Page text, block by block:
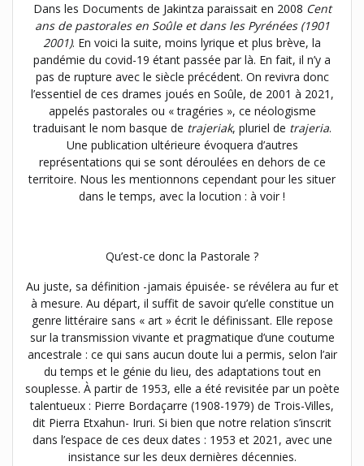
Dans les Documents de Jakintza paraissait en 2008 Cent
ans de pastorales en Soûle et dans les Pyrénées (1901
2001). En voici la suite, moins lyrique et plus brève, la
pandémie du covid-19 étant passée par là. En fait, il n’y a
pas de rupture avec le siècle précédent. On revivra donc
l’essentiel de ces drames joués en Soûle, de 2001 à 2021,
appelés pastorales ou « tragéries », ce néologisme
traduisant le nom basque de trajeriak, pluriel de trajeria.
Une publication ultérieure évoquera d’autres
représentations qui se sont déroulées en dehors de ce
territoire. Nous les mentionnons cependant pour les situer
dans le temps, avec la locution : à voir !
Qu’est-ce donc la Pastorale ?
Au juste, sa définition -jamais épuisée- se révélera au fur et
à mesure. Au départ, il suffit de savoir qu’elle constitue un
genre littéraire sans « art » écrit le définissant. Elle repose
sur la transmission vivante et pragmatique d’une coutume
ancestrale : ce qui sans aucun doute lui a permis, selon l’air
du temps et le génie du lieu, des adaptations tout en
souplesse. À partir de 1953, elle a été revisitée par un poète
talentueux : Pierre Bordaçarre (1908-1979) de Trois-Villes,
dit Pierra Etxahun- Iruri. Si bien que notre relation s’inscrit
dans l’espace de ces deux dates : 1953 et 2021, avec une
insistance sur les deux dernières décennies.